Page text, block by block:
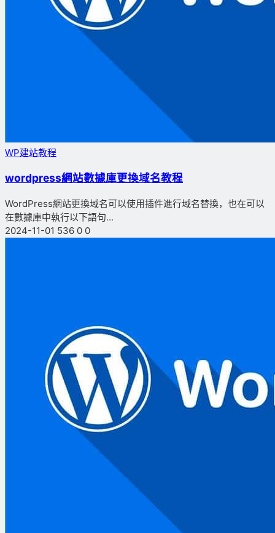
WP建站教程
wordpress網站數據庫更換域名教程
WordPress網站更換域名可以使用插件進行域名替換，也在可以
在數據庫中執行以下語句...
2024-11-01 536 0 0